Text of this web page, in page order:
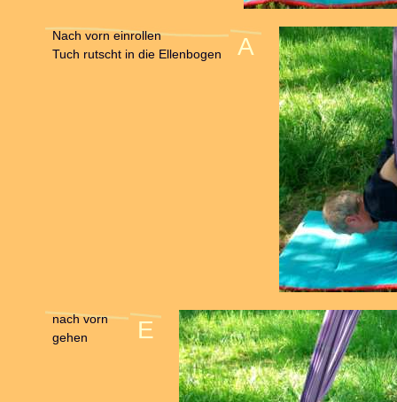
Nach vorn einrollen
Tuch rutscht in die Ellenbogen
A
nach vorn
gehen
E